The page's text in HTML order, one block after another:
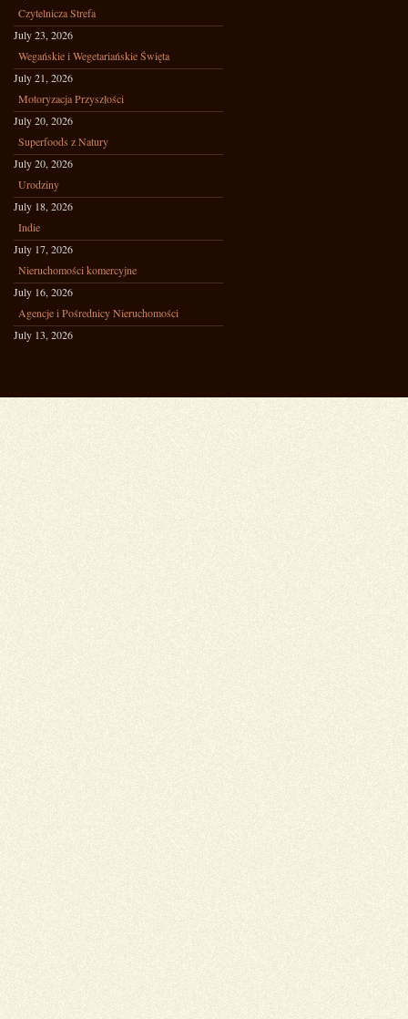
Czytelnicza Strefa
July 23, 2026
Wegańskie i Wegetariańskie Święta
July 21, 2026
Motoryzacja Przyszłości
July 20, 2026
Superfoods z Natury
July 20, 2026
Urodziny
July 18, 2026
Indie
July 17, 2026
Nieruchomości komercyjne
July 16, 2026
Agencje i Pośrednicy Nieruchomości
July 13, 2026